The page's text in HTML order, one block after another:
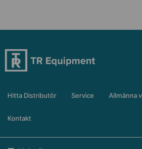
Hitta Distributör Service Allmänna
Kontakt